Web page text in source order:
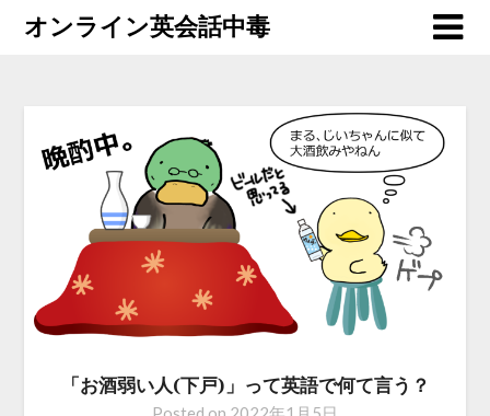
オンライン英会話中毒
「お酒弱い人(下戸)」って英語で何て言う？